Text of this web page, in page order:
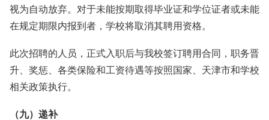
视为自动放弃。对于未能按期取得毕业证和学位证者或未能
在规定期限内报到者，学校将取消其聘用资格。
此次招聘的人员，正式入职后与我校签订聘用合同，职务晋
升、奖惩、各类保险和工资待遇等按照国家、天津市和学校
相关政策执行。
（九）递补